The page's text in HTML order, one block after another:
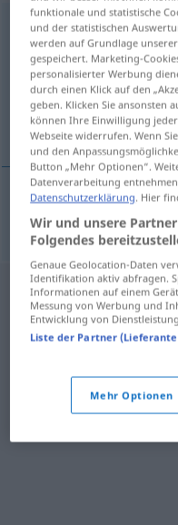
Nasenhöhlef
Übersicht aller
(Für mehr Details die
fosse nasale
fossenasale
funktionale und statistische
und der statistischen
werden auf Grundlage
gespeichert. Marketing-
personalisierter Werbung
durch einen Klick auf den
geben. Klicken Sie ansonsten
können Ihre Einwilligung
Webseite widerrufen. Wenn
und den
Button „Mehr Optionen“.
Datenverarbeitung
Datenschutzerklärung. Hier
Wir und unsere
Folgendes
Genaue Geolocation-Daten
Identifikation aktiv abfragen.
Informationen auf einem
Messung von Werbung und
Entwicklung von
Liste der Partner
Mehr Optionen